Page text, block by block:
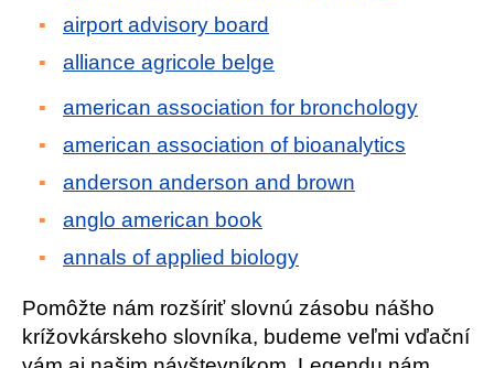
airport advisory board
alliance agricole belge
american association for bronchology
american association of bioanalytics
anderson anderson and brown
anglo american book
annals of applied biology
Pomôžte nám rozšíriť slovnú zásobu nášho
krížovkárskeho slovníka, budeme veľmi vďační